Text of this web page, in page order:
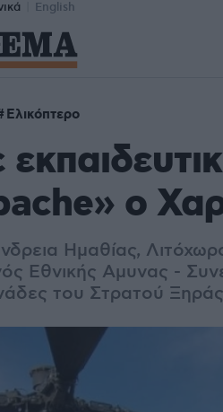
English
Ελικόπτερο
ο
Ημαθίας,
Εθνικής Αμυνας -
του Στρατού Ξηράς